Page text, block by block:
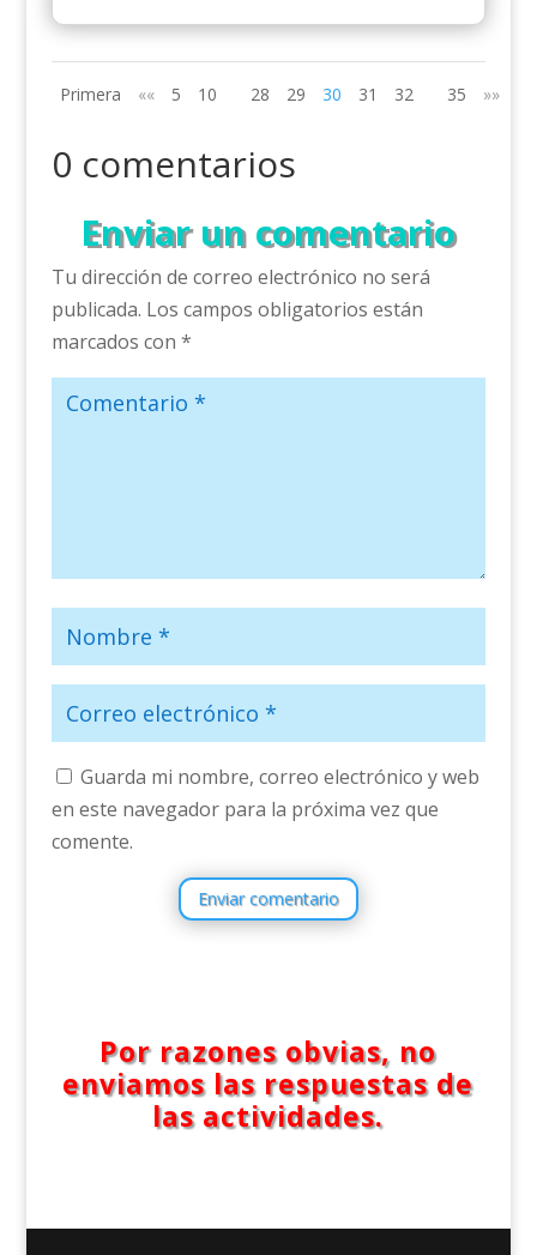
Primera «« 5 10 28 29 30 31 32 35 »»
0 comentarios
Enviar un comentario
Tu dirección de correo electrónico no será
publicada. Los campos obligatorios están
marcados con *
Guarda mi nombre, correo electrónico y web
en este navegador para la próxima vez que
comente.
Enviar comentario
Por razones obvias, no
enviamos las respuestas de
las actividades.